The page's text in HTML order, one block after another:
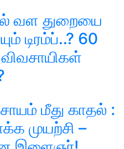
வள துறையை
டிரம்ப்..? 60
மீது காதல் :
முயற்சி –